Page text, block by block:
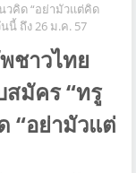
วคิด “อย่ามัวแต่คิด
นี้ ถึง 26 ม.ค. 57
ชาวไทย
สมัคร “ทรู
“อย่ามัวแต่